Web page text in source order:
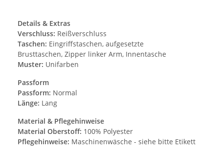
Details & Extras
Verschluss: Reißverschluss
Taschen: Eingriffstaschen, aufgesetzte
Brusttaschen, Zipper linker Arm, Innentasche
Muster: Unifarben
Passform
Passform: Normal
Länge: Lang
Material & Pflegehinweise
Material Oberstoff: 100% Polyester
Pflegehinweise: Maschinenwäsche - siehe bitte Etikett